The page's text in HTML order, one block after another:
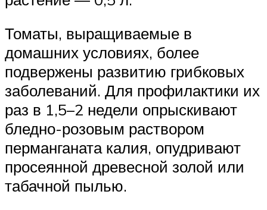
Томаты, выращиваемые в
домашних условиях, более
подвержены развитию грибковых
заболеваний. Для профилактики их
раз в 1,5–2 недели опрыскивают
бледно-розовым раствором
перманганата калия, опудривают
просеянной древесной золой или
табачной пылью.